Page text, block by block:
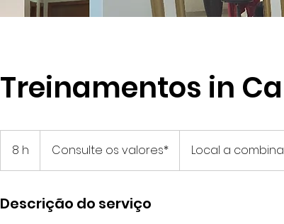
Treinamentos in
8 h
h
valores*
Consulte os valores* Local a
Descrição do serviço